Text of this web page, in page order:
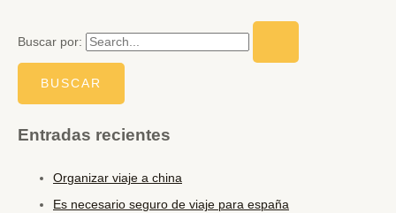
Buscar por:
Entradas recientes
Organizar viaje a china
Es necesario seguro de viaje para españa